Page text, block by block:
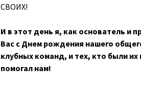
СВОИХ!
И в этот день я, как основатель и
Вас с Днем рождения нашего
клубных команд, и тех, кто были
помогал нам!